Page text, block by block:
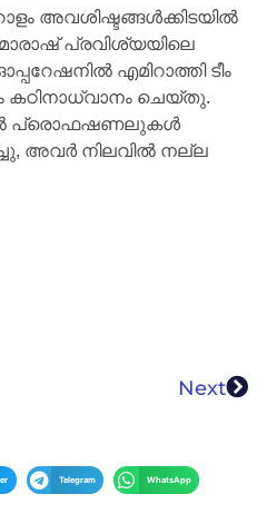
അവശിഷ്ടങ്ങൾക്കിടയിൽ
പ്രവിശ്യയിലെ
എമിറാത്തി ടീം
കഠിനാധ്വാനം ചെയ്തു.
പ്രൊഫഷണലുകൾ
അവർ നിലവിൽ നല്ല
Next
Telegram WhatsApp